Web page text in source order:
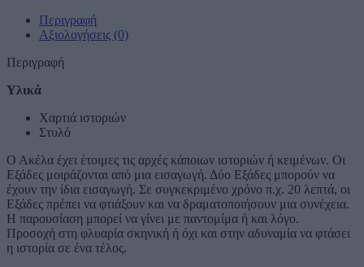
Περιγραφή
Αξιολογήσεις (0)
Περιγραφή
Υλικά
Χαρτιά ιστοριών
Στυλό
Ο Ακέλα έχει έτοιμες τις αρχές κάποιων ιστοριών ή κειμένων. Οι
Εξάδες μοιράζονται από μια εισαγωγή. Δύο Εξάδες μπορούν να
έχουν την ίδια εισαγωγή. Σε συγκεκριμένο χρόνο π.χ. 20 λεπτά, οι
Εξάδες πρέπει να φτιάξουν και να δραματοποιήσουν μια συνέχεια.
Η παρουσίαση μπορεί να γίνει με παντομίμα ή και λόγο.
Προσοχή στη φλυαρία σκηνική ή όχι και στην αδυναμία να φτάσει
η ιστορία σε ένα τέλος.